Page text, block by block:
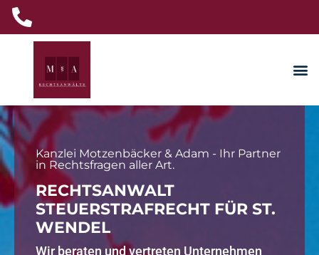
Kanzlei Motzenbäcker & Adam - Ihr Partner
in Rechtsfragen aller Art.
RECHTSANWALT
STEUERSTRAFRECHT FÜR ST.
WENDEL
Wir beraten und vertreten Unternehmen